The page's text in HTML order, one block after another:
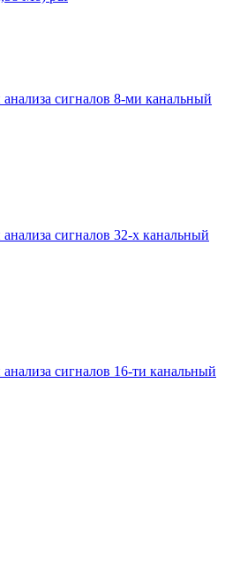
сигналов 8-ми канальный
сигналов 32-х канальный
сигналов 16-ти канальный